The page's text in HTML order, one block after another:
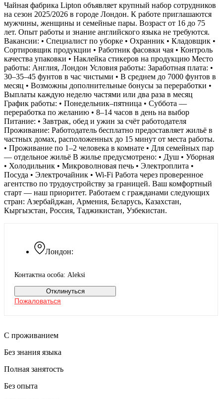
Лондон:
Контактна особа: Aleksi
Отклинуться
Пожаловаться
Чайная фабрика Lipton объявляет крупный набор сотрудников
на сезон 2025/2026 в городе Лондон. К работе приглашаются
мужчины, женщины и семейные пары. Возраст от 16 до 75
лет. Опыт работы и знание английского языка не требуются.
Вакансии: • Специалист по уборке • Охранник • Кладовщик •
Сортировщик продукции • Работник фасовки чая • Контроль
качества упаковки • Наклейка стикеров на продукцию Место
работы: Англия, Лондон Условия работы: Заработная плата: •
30–35–45 фунтов в час чистыми • В среднем до 7000 фунтов в
месяц • Возможны дополнительные бонусы за переработки •
Выплаты каждую неделю частями или два раза в месяц
График работы: • Понедельник–пятница • Суббота —
переработка по желанию • 8–14 часов в день на выбор
Питание: • Завтрак, обед и ужин за счёт работодателя
Проживание: Работодатель бесплатно предоставляет жильё в
частных домах, расположенных до 15 минут от места работы.
• Проживание по 1–2 человека в комнате • Для семейных пар
— отдельное жильё В жилье предусмотрено: • Душ • Уборная
• Холодильник • Микроволновая печь • Электроплита •
Посуда • Электрочайник • Wi-Fi Работа через проверенное
агентство по трудоустройству за границей. Ваш комфортный
старт — наш приоритет. Работаем с гражданами следующих
стран: Азербайджан, Армения, Беларусь, Казахстан,
Кыргызстан, Россия, Таджикистан, Узбекистан.
С проживанием
Без знания языка
Полная занятость
Без опыта